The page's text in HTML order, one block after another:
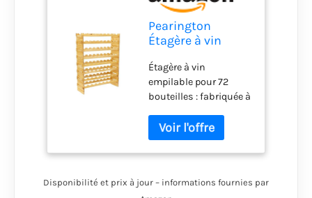
Pearington
Étagère à vin
empilable à 8
niveaux en pin
massif pour 72
bouteilles,
étagères sans
oscillation pour
cuisine, bar et
109,2 cm
Étagère à vin
empilable pour 72
bouteilles : fabriquée à
à vin empilable
mesure 85,1 x 25,4 x
109,2 cm (l x P x H) et
72 bouteilles
Disponibilité et prix à jour – informations fournies par